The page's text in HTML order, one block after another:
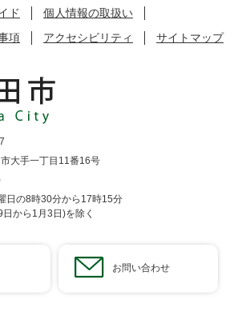
ド
個人情報の取扱い
項
アクセシビリティ サイトマップ
大手一丁目11番16号
日の8時30分から17時15分
から1月3日)を除く
お問い合わせ